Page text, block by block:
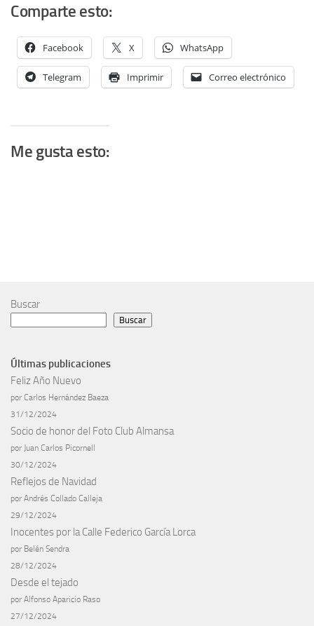
Comparte esto:
Facebook X WhatsApp
Telegram Imprimir Correo electrónico
Me gusta esto:
Buscar
Buscar
Últimas publicaciones
Feliz Año Nuevo
por Carlos Hernández Baeza
31/12/2024
Socio de honor del Foto Club Almansa
por Juan Carlos Picornell
30/12/2024
Reflejos de Navidad
por Andrés Collado Calleja
29/12/2024
Inocentes por la Calle Federico García Lorca
por Belén Sendra
28/12/2024
Desde el tejado
por Alfonso Aparicio Raso
27/12/2024